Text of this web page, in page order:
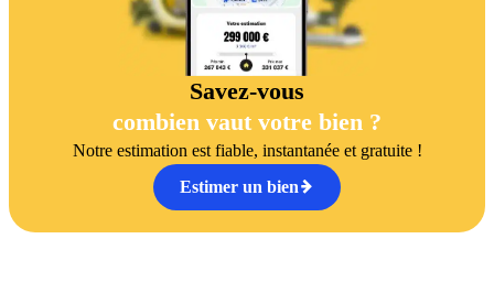
Savez-vous
combien vaut votre bien ?
Notre estimation est fiable, instantanée et gratuite !
Estimer un bien